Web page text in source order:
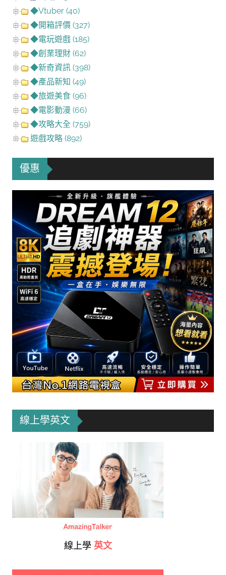
◆Vtuber (40)
◆開箱評價 (327)
◆電玩遊戲 (185)
◆創業理財 (62)
◆新奇資訊 (398)
◆產品新知 (49)
◆旅遊美食 (96)
◆電影動漫 (66)
◆攻略大全 (759)
遊戲攻略 (892)
優惠
線上學英文
線上學 英文